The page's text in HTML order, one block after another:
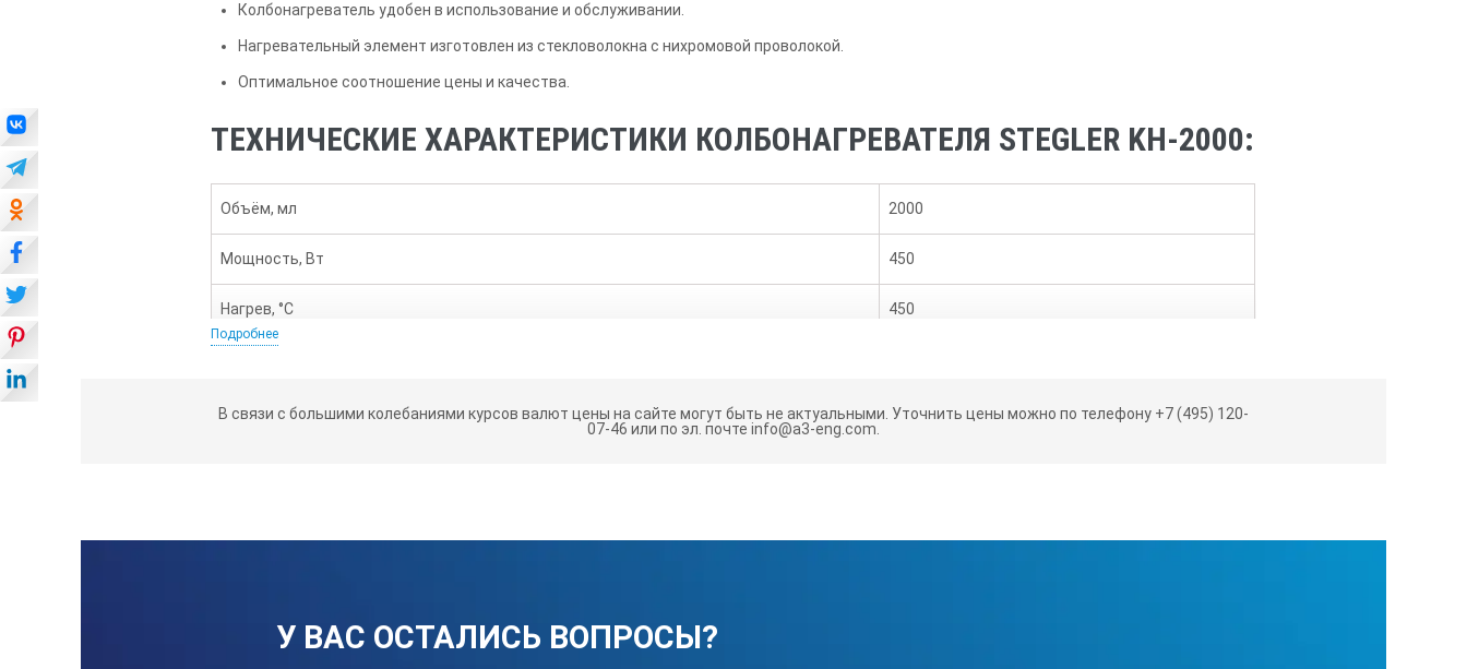
Колбонагреватель удобен в использование и обслуживании.
Нагревательный элемент изготовлен из стекловолокна с нихромовой проволокой.
Оптимальное соотношение цены и качества.
ТЕХНИЧЕСКИЕ ХАРАКТЕРИСТИКИ КОЛБОНАГРЕВАТЕЛЯ STEGLER KН-2000:
Объём, мл 2000
Мощность, Вт 450
Нагрев, °С 450
Контроллер Аналоговый
Подробнее
В связи с большими колебаниями курсов валют цены на сайте могут быть не актуальными. Уточнить цены можно по телефону +7 (495) 120-
07-46 или по эл. почте info@a3-eng.com.
У ВАС ОСТАЛИСЬ ВОПРОСЫ?